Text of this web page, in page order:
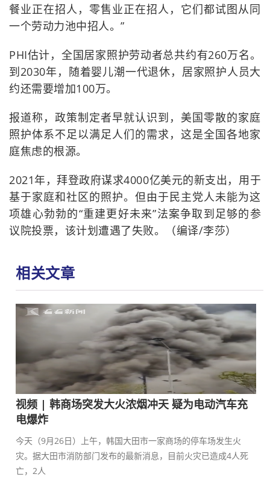
餐业正在招人，零售业正在招人，它们都试图从同
一个劳动力池中招人。”
PHI估计，全国居家照护劳动者总共约有260万名。
到2030年，随着婴儿潮一代退休，居家照护人员大
约还需要增加100万。
报道称，政策制定者早就认识到，美国零散的家庭
照护体系不足以满足人们的需求，这是全国各地家
庭焦虑的根源。
2021年，拜登政府谋求4000亿美元的新支出，用于
基于家庭和社区的照护。但由于民主党人未能为这
项雄心勃勃的“重建更好未来”法案争取到足够的参
议院投票，该计划遭遇了失败。（编译/李莎）
相关文章
视频 | 韩商场突发大火浓烟冲天 疑为电动汽车充
电爆炸
今天（9月26日）上午，韩国大田市一家商场的停车场发生火
灾。据大田市消防部门发布的最新消息，目前火灾已造成4人死
亡，2人